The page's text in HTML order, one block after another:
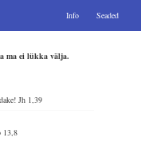
Info Seaded
ma ei lükka välja.
Jh 1,39
13,8